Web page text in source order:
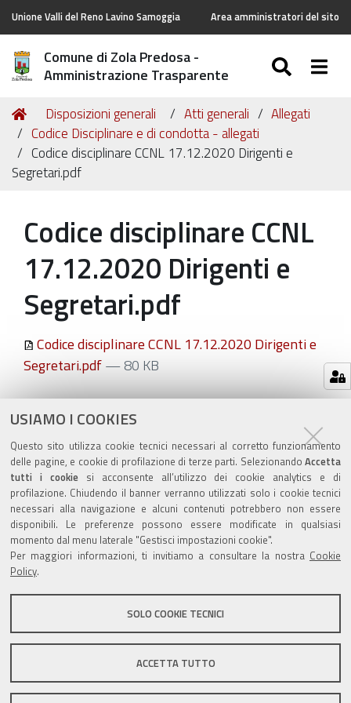
USIAMO I COOKIES
Questo sito utilizza cookie tecnici necessari al corretto funzionamento
delle pagine, e cookie di profilazione di terze parti. Selezionando Accetta
tutti i cookiesi acconsente all’utilizzo dei cookie analytics e di
profilazione. Chiudendo il banner verranno utilizzati solo i cookie tecnici
necessari alla navigazione e alcuni contenuti potrebbero non essere
disponibili. Le preferenze possono essere modificate in qualsiasi
momento dal menu laterale "Gestisci impostazioni cookie".
Per maggiori informazioni, ti invitiamo a consultare la nostra Cookie
Policy.
SOLO COOKIE TECNICI
ACCETTA TUTTO
Unione Valli del Reno Lavino Samoggia Area amministratori del sito
Comune di Zola Predosa -
Amministrazione Trasparente
Tu
sei
qui:
Home
Disposizioni generali Atti generali
Allegati
Codice Disciplinare e di condotta - allegati
Codice disciplinare CCNL 17.12.2020 Dirigenti e
Segretari.pdf
Codice disciplinare CCNL
17.12.2020 Dirigenti e
Segretari.pdf
Codice disciplinare CCNL 17.12.2020 Dirigenti e
Segretari.pdf— 80 KB
Azioni
sul
documento
ultima modifica 11/01/2021
Valuta questo sito
Sito istituzionale Comune di Zola Predosa